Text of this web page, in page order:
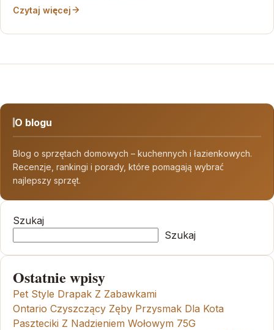
Czytaj więcej
O blogu
Blog o sprzętach domowych – kuchennych i łazienkowych.
Recenzje, rankingi i porady, które pomagają wybrać
najlepszy sprzęt.
Szukaj
Szukaj
Ostatnie wpisy
Pet Style Drapak Z Zabawkami
Ontario Czyszczący Zęby Przysmak Dla Kota
Paszteciki Z Nadzieniem Wołowym 75G